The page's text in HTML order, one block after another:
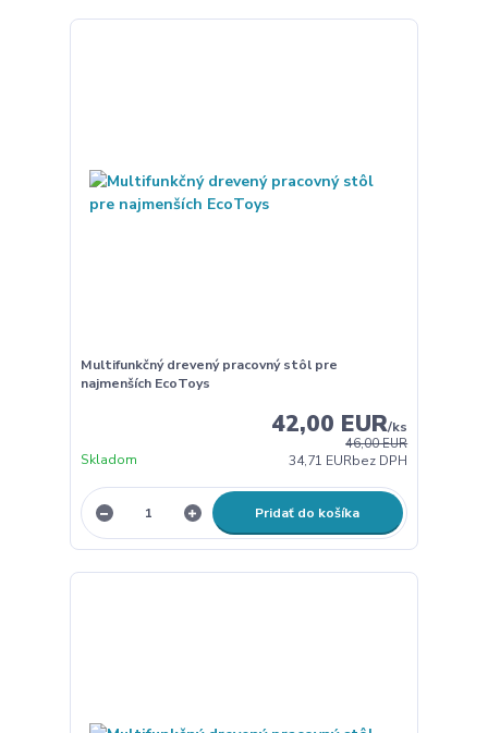
Multifunkčný drevený pracovný stôl pre
najmenších EcoToys
46,00 EUR
42,00 EUR/ks
34,71 EURbez DPH
Skladom
Pridať do košíka